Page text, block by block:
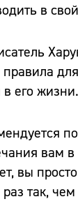
в
в его
вам в
вы просто
так,